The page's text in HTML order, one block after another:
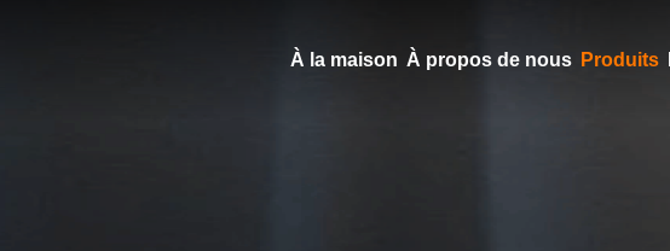
À la maison À propos de nous Produits